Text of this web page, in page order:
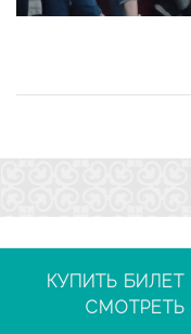
КУПИТЬ БИЛЕТ
СМОТРЕТЬ